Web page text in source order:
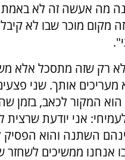
מה אעשה זה לא
מקום מוכר שבו לא
לא רק שזה מתסכל אלא
אותך. שני פצעים
המקור לכאב, בזמן
אני יודעת
השתנה והוא הפסיק
אנחנו ממשיכים